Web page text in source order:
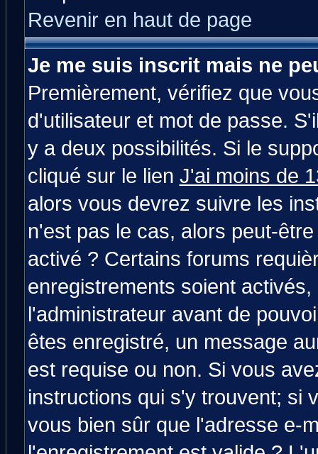
Revenir en haut de page
Je me suis inscrit mais ne
Premièrement, vérifiez que
d'utilisateur et mot de passe.
y a deux possibilités. Si le
cliqué sur le lien J'ai moins de
alors vous devrez suivre les
n'est pas le cas, alors peut-
activé ? Certains forums
enregistrements soient
l'administrateur avant de
êtes enregistré, un message
est requise ou non. Si vous
instructions qui s'y trouvent; si
vous bien sûr que l'adresse e-